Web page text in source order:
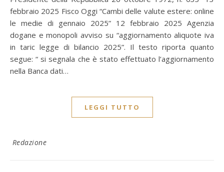
febbraio 2025 Fisco Oggi “Cambi delle valute estere: online
le medie di gennaio 2025” 12 febbraio 2025 Agenzia
dogane e monopoli avviso su “aggiornamento aliquote iva
in taric legge di bilancio 2025”. Il testo riporta quanto
segue: “ si segnala che è stato effettuato l’aggiornamento
nella Banca dati…
LEGGI TUTTO
Redazione